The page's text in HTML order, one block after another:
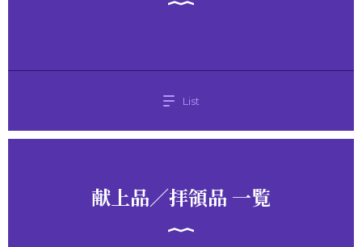
List
献上品／拝領品 一覧